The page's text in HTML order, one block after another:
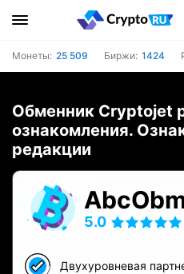
Монеты: 25 509 Биржи: 1424
Обменник Cryptojet
ознакомления.
редакции
5.0
Двухуровневая